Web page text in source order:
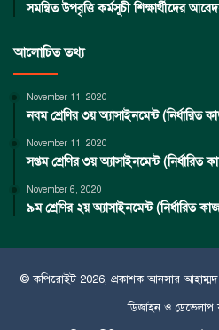
সমন্বিত উপবৃত্তি কর্মসূচী শিক্ষার্থীদের
আলোচিত তথ্য
November 11, 2020
নবম শ্রেণির ৩য় অ্যাসাইনমেন্ট (নির্ধারিত
November 11, 2020
সপ্তম শ্রেণির ৩য় অ্যাসাইনমেন্ট
November 6, 2020
৯ম শ্রেণির ২য় অ্যাসাইনমেন্ট (নির্ধারিত
© কপিরােইট 2026, প্রকাশকআনসার আহাম্মদ
ডিজাইন ও ডেভেলাপ